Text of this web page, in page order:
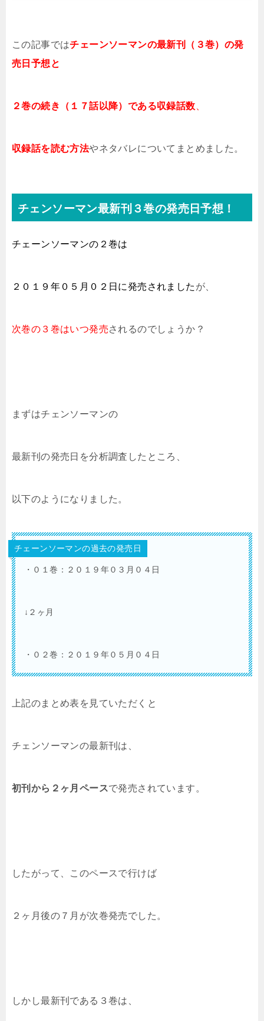
この記事ではチェーンソーマンの最新刊（３巻）の発
売日予想と
２巻の続き（１７話以降）である収録話数
収録話を読む方法やネタバレについてまとめました。
チェンソーマン最新刊３巻の発売日予想！
チェーンソーマンの２巻は
２０１９年０５月０２日に発売されました が、
次巻の３巻はいつ発売されるのでしょうか？
まずはチェンソーマンの
最新刊の発売日を分析調査したところ、
以下のようになりました。
チェーンソーマンの過去の発売日
・０１巻：２０１９年０３月０４日
↓２ヶ月
・０２巻：２０１９年０５月０４日
上記のまとめ表を見ていただくと
チェンソーマンの最新刊は、
初刊から２ヶ月ペースで発売されています。
したがって、このペースで行けば
２ヶ月後の７月が次巻発売でした。
しかし最新刊である３巻は、